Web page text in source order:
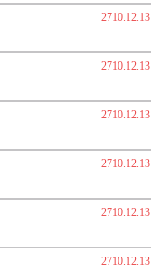
2710.12.13
2710.12.13
2710.12.13
2710.12.13
2710.12.13
2710.12.13